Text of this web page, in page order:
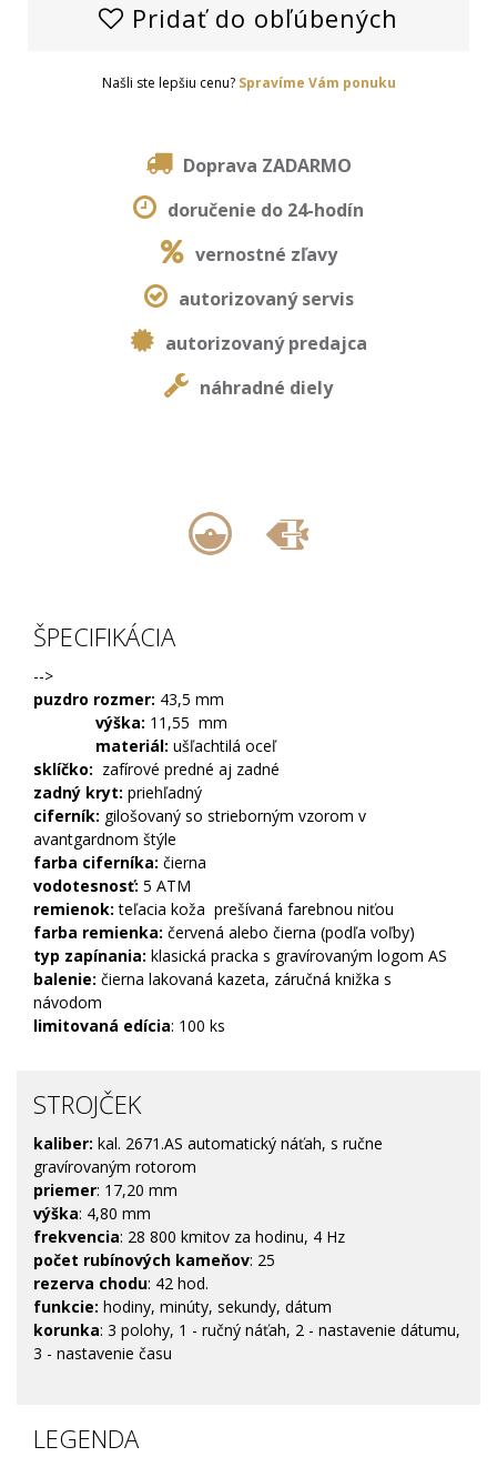
Pridať do obľúbených
Našli ste lepšiu cenu? Spravíme Vám ponuku
Doprava ZADARMO
doručenie do 24-hodín
vernostné zľavy
autorizovaný servis
autorizovaný predajca
náhradné diely
ŠPECIFIKÁCIA
-->
puzdro rozmer: 43,5 mm
výška: 11,55 mm
materiál: ušľachtilá oceľ
sklíčko: zafírové predné aj zadné
zadný kryt: priehľadný
ciferník: gilošovaný so strieborným vzorom v
avantgardnom štýle
farba ciferníka: čierna
vodotesnosť: 5 ATM
remienok: teľacia koža prešívaná farebnou niťou
farba remienka: červená alebo čierna (podľa voľby)
typ zapínania: klasická pracka s gravírovaným logom AS
balenie: čierna lakovaná kazeta, záručná knižka s
návodom
limitovaná edícia: 100 ks
STROJČEK
kaliber: kal. 2671.AS automatický náťah, s ručne
gravírovaným rotorom
priemer: 17,20 mm
výška: 4,80 mm
frekvencia: 28 800 kmitov za hodinu, 4 Hz
počet rubínových kameňov: 25
rezerva chodu: 42 hod.
funkcie: hodiny, minúty, sekundy, dátum
korunka: 3 polohy, 1 - ručný náťah, 2 - nastavenie dátumu,
3 - nastavenie času
LEGENDA